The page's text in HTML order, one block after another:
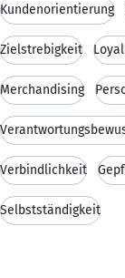
Kundenorientierung
Zielstrebigkeit
Merchandising
Verbindlichkeit
Selbstständigkeit